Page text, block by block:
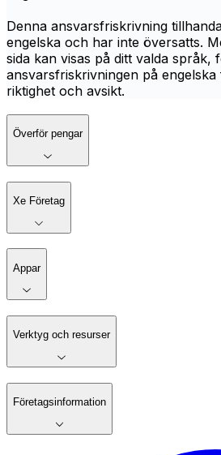
Denna ansvarsfriskrivning
engelska och har inte översatts.
sida kan visas på ditt valda språk,
ansvarsfriskrivningen på
riktighet och avsikt.
Överför pengar
Xe Företag
Appar
Verktyg och resurser
Företagsinformation